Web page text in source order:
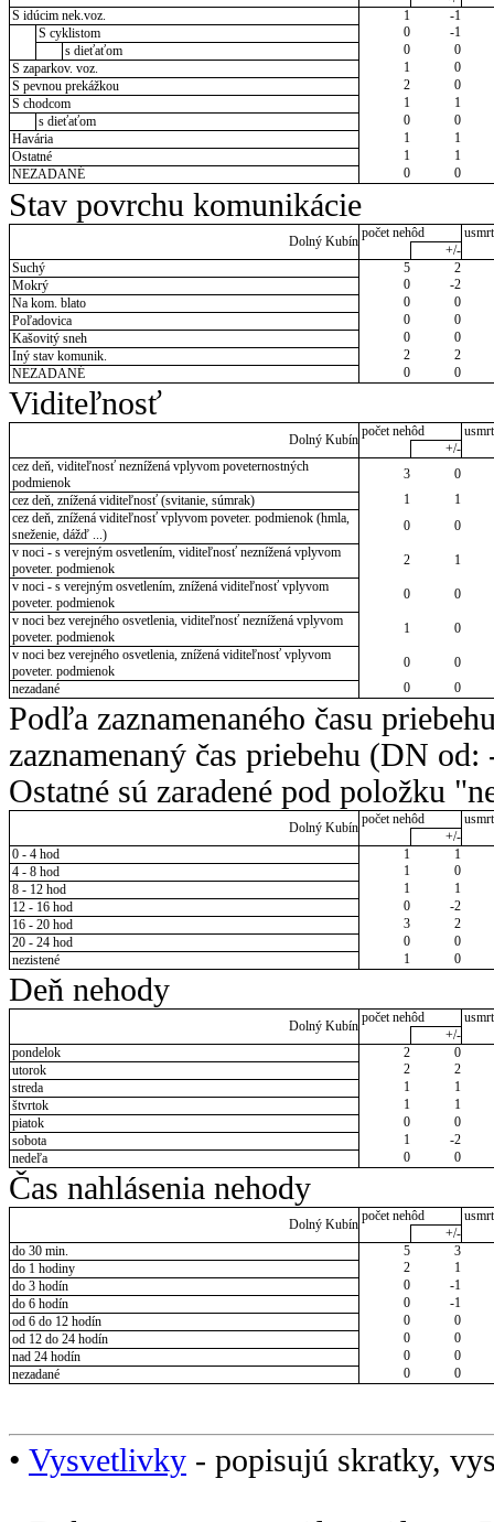
S idúcim nek.voz.
1
-1
S cyklistom
0
-1
s dieťaťom
0
0
S zaparkov. voz.
1
0
S pevnou prekážkou
2
0
S chodcom
1
1
s dieťaťom
0
0
Havária
1
1
Ostatné
1
1
NEZADANÉ
0 0
Stav povrchu komunikácie
Dolný Kubín
počet nehôd
+/-
Suchý
5
2
Mokrý
0
-2
Na kom. blato
0
0
Poľadovica
0
0
Kašovitý sneh
0
0
Iný stav komunik.
2
2
NEZADANÉ
0 0
Viditeľnosť
Dolný Kubín
počet nehôd
+/-
cez deň, viditeľnosť neznížená vplyvom poveternostných
podmienok
3
0
cez deň, znížená viditeľnosť (svitanie, súmrak)
1
1
cez deň, znížená viditeľnosť vplyvom poveter. podmienok (hmla,
sneženie, dážď ...)
0
0
v noci - s verejným osvetlením, viditeľnosť neznížená vplyvom
poveter. podmienok
2
1
v noci - s verejným osvetlením, znížená viditeľnosť vplyvom
poveter. podmienok
0
0
v noci bez verejného osvetlenia, viditeľnosť neznížená vplyvom
poveter. podmienok
1
0
v noci bez verejného osvetlenia, znížená viditeľnosť vplyvom
poveter. podmienok
0
0
nezadané
0 0
Podľa zaznamenaného času
zaznamenaný čas priebehu (DN
Ostatné sú zaradené pod položku
Dolný Kubín
počet nehôd
+/-
0 - 4 hod
1
1
4 - 8 hod
1
0
8 - 12 hod
1
1
12 - 16 hod
0
-2
16 - 20 hod
3
2
20 - 24 hod
0
0
nezistené
1 0
Deň nehody
Dolný Kubín
počet nehôd
+/-
pondelok
2
0
utorok
2
2
streda
1
1
štvrtok
1
1
piatok
0
0
sobota
1
-2
nedeľa
0 0
Čas nahlásenia nehody
Dolný Kubín
počet nehôd
+/-
do 30 min.
5
3
do 1 hodiny
2
1
do 3 hodín
0
-1
do 6 hodín
0
-1
od 6 do 12 hodín
0
0
od 12 do 24 hodín
0
0
nad 24 hodín
0
0
nezadané
0 0
• Vysvetlivky - popisujú skratky,